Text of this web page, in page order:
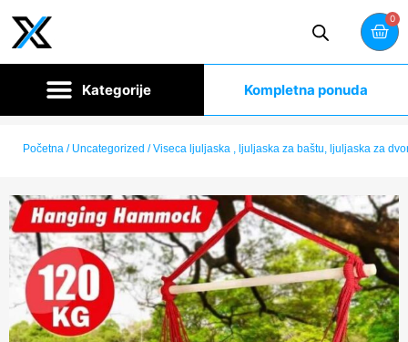
0
Kompletna ponuda
Početna / Uncategorized / Viseca ljuljaska , ljuljaska za baštu, ljuljaska za